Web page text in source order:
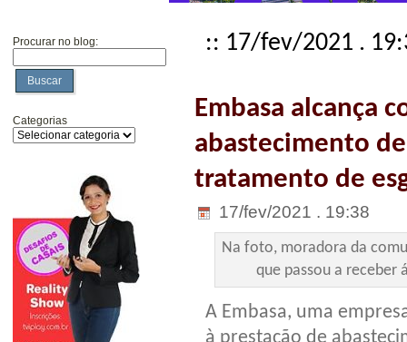
Procurar no blog:
Buscar
Categorias
:: 17/fev/2021 .
Embasa alcança
abastecimento
tratamento de
17/fev/2021 . 19:38
Na foto, moradora da
que passou a receber
A Embasa, uma